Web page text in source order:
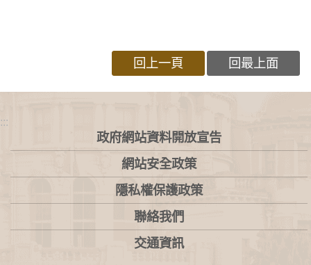
回上一頁 回最上面
:::
政府網站資料開放宣告
網站安全政策
隱私權保護政策
聯絡我們
交通資訊